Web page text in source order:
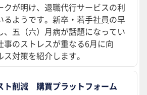
クが明け、退職代行サービスの利
るようです。新卒・若手社員の早
、五（六）月病が話題になってい
事のストレスが重なる6月に向
対策を紹介します。
ト削減 購買プラットフォーム